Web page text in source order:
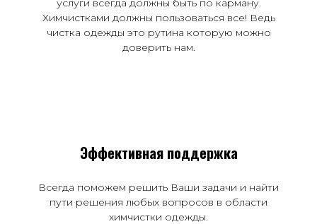
Химчистками должны пользоваться все! Ведь
чистка одежды это рутина которую можно
доверить нам.
Эффективная поддержка
Всегда поможем решить Ваши задачи и найти
пути решения любых вопросов в области
химчистки одежды.